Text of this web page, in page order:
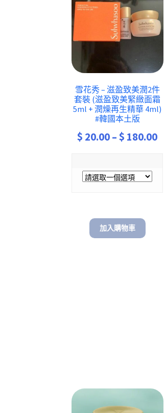
雪花秀 – 滋盈致美潤2件
套裝 (滋盈致美緊緻面霜
5ml + 潤燥再生精華 4ml)
#韓國本土版
$ 20.00– $ 180.00
加入購物車